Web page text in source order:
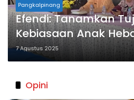
Pangkalpinang
Efendi: Tanamkan
Kebiasaan Anak
Menuju Generasi
7 Agustus 2025
Opini